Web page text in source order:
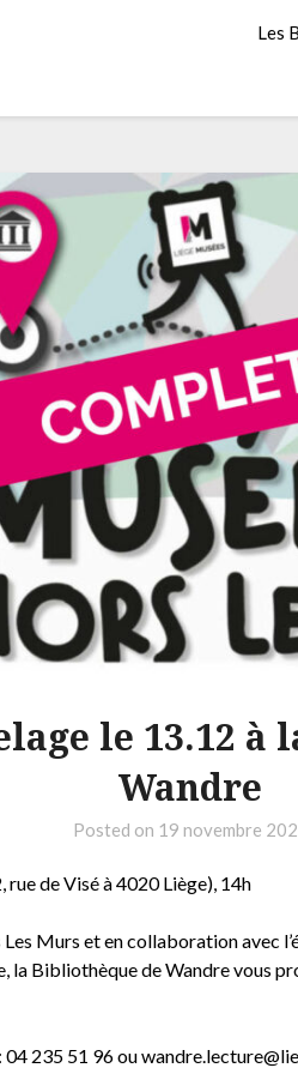
Les
le 13.12 à
Wandre
Posted on 19 novembre
de Visé à 4020 Liège), 14h
Murs et en collaboration avec
la Bibliothèque de Wandre vous
235 51 96 ou